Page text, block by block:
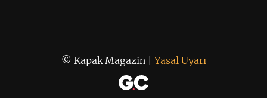
© Kapak Magazin |Yasal Uyarı